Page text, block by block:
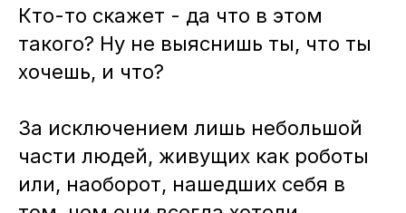
Кто-то скажет - да что в этом
такого? Ну не выяснишь ты, что ты
хочешь, и что?
За исключением лишь небольшой
части людей, живущих как роботы
или, наоборот, нашедших себя в